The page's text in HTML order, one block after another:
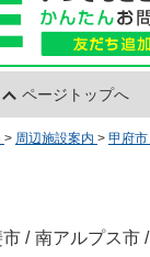
ページトップへ
> 周辺施設案内 > 甲府市
市 / 南アルプス市 /